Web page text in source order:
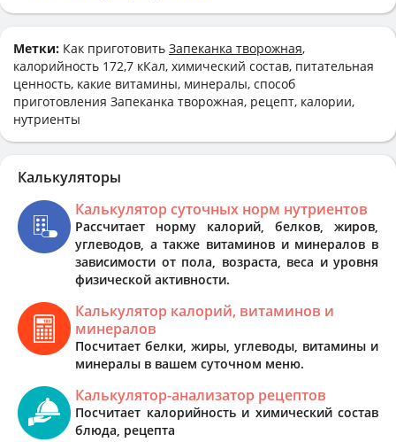
Метки: Как приготовить Запеканка творожная,
калорийность 172,7 кКал, химический состав, питательная
ценность, какие витамины, минералы, способ
приготовления Запеканка творожная, рецепт, калории,
нутриенты
Калькуляторы
Калькулятор суточных норм нутриентов
Рассчитает норму калорий, белков, жиров,
углеводов, а также витаминов и минералов в
зависимости от пола, возраста, веса и уровня
физической активности.
Калькулятор калорий, витаминов и
минералов
Посчитает белки, жиры, углеводы, витамины и
минералы в вашем суточном меню.
Калькулятор-анализатор рецептов
Посчитает калорийность и химический состав
блюда, рецепта